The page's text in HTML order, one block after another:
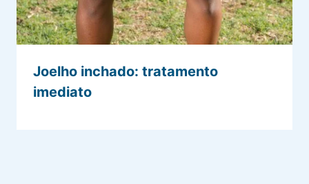
Joelho inchado: tratamento
imediato